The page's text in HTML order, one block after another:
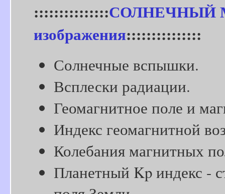
:::::::::::::::СОЛНЕЧНЫЙ
изображения:::::::::::::::
Солнечные вспышки.
Всплески радиации.
Геомагнитное поле и
Индекс геомагнитной
Колебания магнитных
Планетный Kp индекс -